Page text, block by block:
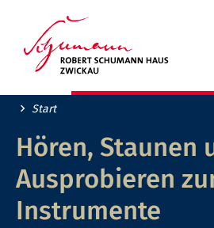
Stadt
Start
Hören, Staunen
Ausprobieren
Instrumente